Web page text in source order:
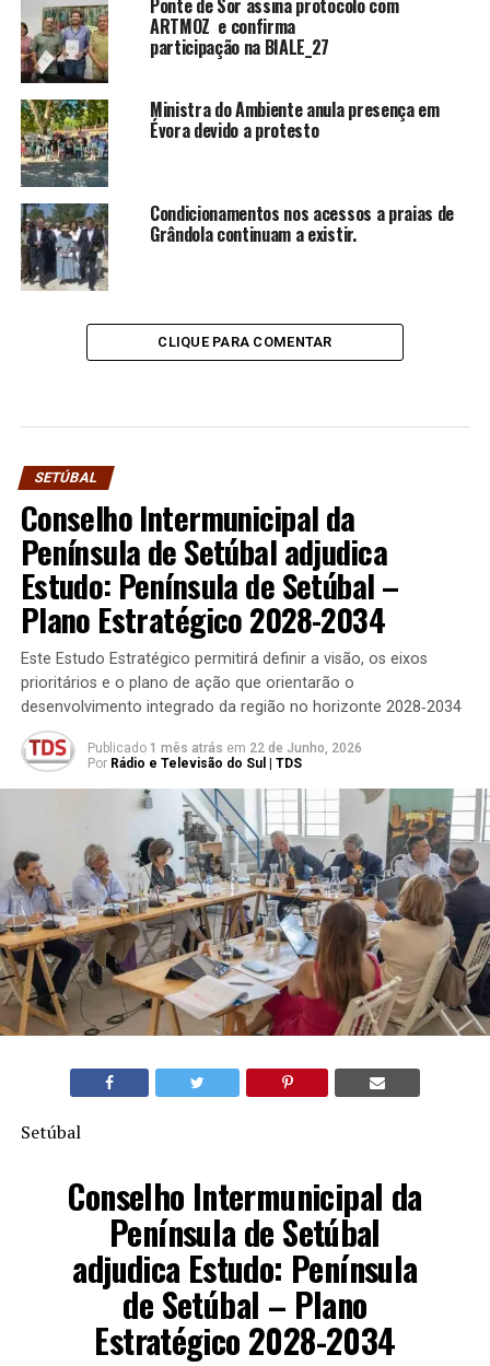
ARTMOZ e confirma
participação na BIALE_27
Ministra do Ambiente anula presença em
Évora devido a protesto
Condicionamentos nos acessos a praias de
Grândola continuam a existir.
CLIQUE PARA COMENTAR
SETÚBAL
Conselho Intermunicipal da
Península de Setúbal adjudica
Estudo: Península de Setúbal –
Plano Estratégico 2028-2034
Este Estudo Estratégico permitirá definir a visão, os eixos
prioritários e o plano de ação que orientarão o
desenvolvimento integrado da região no horizonte 2028‐2034
Publicado 1 mês atrás em 22 de Junho, 2026
Por Rádio e Televisão do Sul | TDS
Setúbal
Conselho Intermunicipal da
Península de Setúbal
adjudica Estudo: Península
de Setúbal – Plano
Estratégico 2028-2034